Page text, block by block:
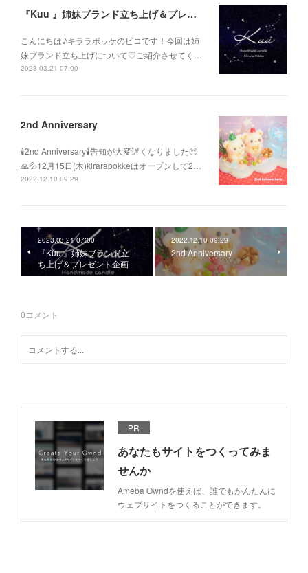
『Kuu 』姉妹ブランド立ち上げ＆プレゼント企画
こんにちは♪キララポッケのピコです！今回は姉
妹ブランド立ち上げについて♡ご紹介させてく…
2023.03.21 07:00
2nd Anniversary
🕯2nd Anniversary🕯告知が大変遅くなりました🥺
🙏💦12月15日(木)kirarapokkeはオープンして2…
2022.12.10 09:29
2023.03.21 07:00
『Kuu 』姉妹ブランド立
ち上げ＆プレゼント企画
2022.12.10 09:29
2nd Anniversary
0コメント
PR
あなたもサイトをつくってみま
せんか
Ameba Owndを使えば、誰でもかんたんに
ウェブサイトをつくることができます。